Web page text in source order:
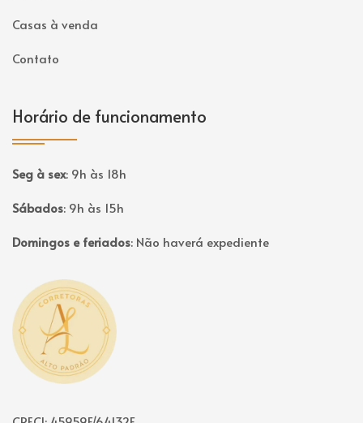
Casas à venda
Contato
Horário de funcionamento
Seg à sex: 9h às 18h
Sábados: 9h às 15h
Domingos e feriados: Não haverá expediente
Página inicial